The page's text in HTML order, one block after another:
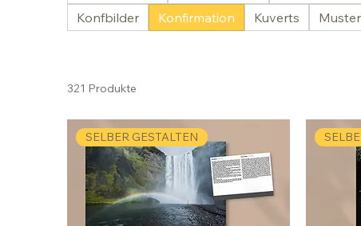
Konfbilder
Konfirmation Kuverts
321 Produkte
SELBER GESTALTEN